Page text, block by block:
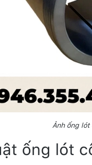
Ảnh ống lót
ống lót